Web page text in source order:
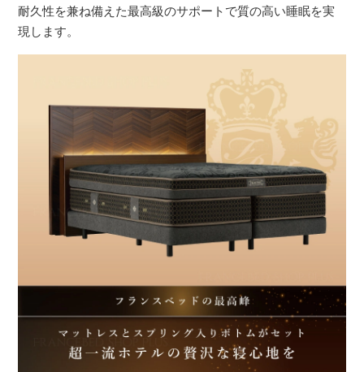
耐久性を兼ね備えた最高級のサポートで質の高い睡眠を実
現します。